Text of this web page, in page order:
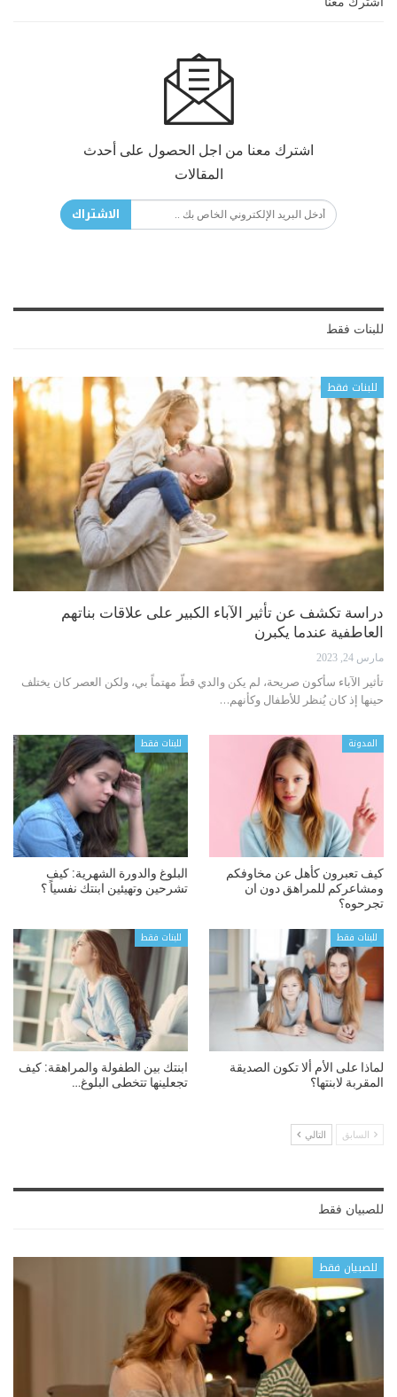
اشترك معنا من اجل الحصول على أحدث
المقالات
الاشتراك
للبنات فقط
للبنات فقط
دراسة تكشف عن تأثير الآباء الكبير على علاقات بناتهم
العاطفية عندما يكبرن
مارس 24, 2023
تأثير الآباء سأكون صريحة، لم يكن والدي قطّ مهتماً بي، ولكن العصر كان يختلف
حينها إذ كان يُنظر للأطفال وكأنهم…
المدونة
كيف تعبرون كأهل عن مخاوفكم
ومشاعركم للمراهق دون ان
تجرحوه؟
للبنات فقط
البلوغ والدورة الشهرية: كيف
تشرحين وتهيئين ابنتك نفسياً ؟
للبنات فقط
لماذا على الأم ألا تكون الصديقة
المقربة لابنتها؟
للبنات فقط
ابنتك بين الطفولة والمراهقة: كيف
تجعلينها تتخطى البلوغ…
السابق التالي
للصبيان فقط
للصبيان فقط